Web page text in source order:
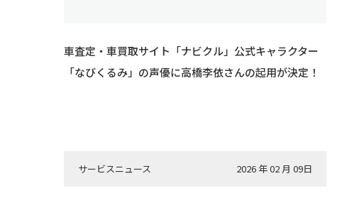
車査定・車買取サイト「ナビクル」公式キャラクター
「なびくるみ」の声優に高橋李依さんの起用が決定！
サービスニュース 2026 年 02 月 09日